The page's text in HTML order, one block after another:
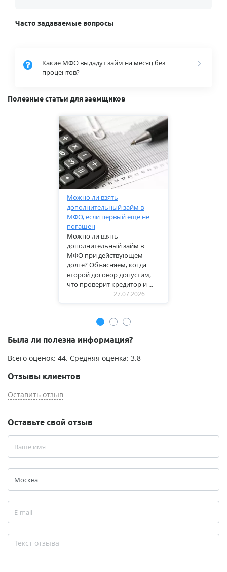
Часто задаваемые вопросы
Какие МФО выдадут займ на месяц без
процентов?
Полезные статьи для заемщиков
Можно ли взять
дополнительный займ в
МФО, если первый ещё не
погашен
Можно ли взять
дополнительный займ в
МФО при действующем
долге? Объясняем, когда
второй договор допустим,
что проверит кредитор и ...
27.07.2026
Была ли полезна информация?
Всего оценок: 44. Средняя оценка: 3.8
Отзывы клиентов
Оставить отзыв
Оставьте свой отзыв